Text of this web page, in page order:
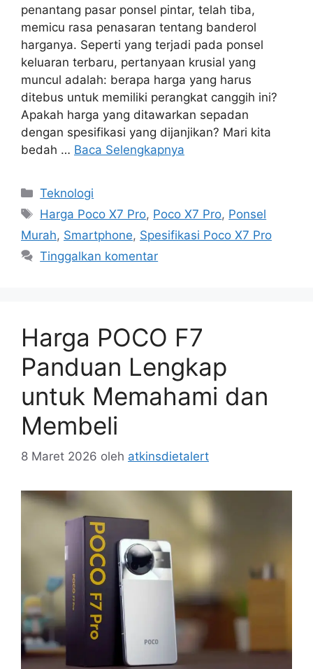
penantang pasar ponsel pintar, telah tiba,
memicu rasa penasaran tentang banderol
harganya. Seperti yang terjadi pada ponsel
keluaran terbaru, pertanyaan krusial yang
muncul adalah: berapa harga yang harus
ditebus untuk memiliki perangkat canggih ini?
Apakah harga yang ditawarkan sepadan
dengan spesifikasi yang dijanjikan? Mari kita
bedah … Baca Selengkapnya
Kategori
Teknologi
Tag
Harga Poco X7 Pro, Poco X7 Pro, Ponsel
Murah, Smartphone, Spesifikasi Poco X7 Pro
Tinggalkan komentar
Harga POCO F7
Panduan Lengkap
untuk Memahami dan
Membeli
8 Maret 2026 oleh atkinsdietalert